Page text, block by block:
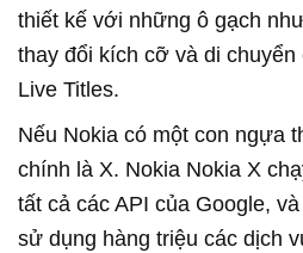
thiết kế với những ô gạch
thay đổi kích cỡ và di
Live Titles.
Nếu Nokia có một con ngựa
chính là X. Nokia Nokia X
tất cả các API của Google,
sử dụng hàng triệu các dịch